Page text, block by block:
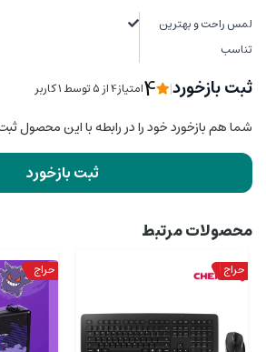
لمس راحت و بهترین
تناسب
ثبت بازخورد|
4امتیاز4 از ۵ توسط 1 کاربر
شما هم بازخورد خود را در رابطه با این محصول
ثبت بازخورد
محصولات مرتبط